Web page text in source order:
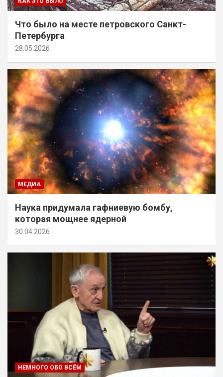
Что было на месте петровского Санкт-
Петербурга
28.05.2026
МЕДИА
Наука придумала гафниевую бомбу,
которая мощнее ядерной
30.04.2026
НЕМНОГО ОБО ВСЁМ